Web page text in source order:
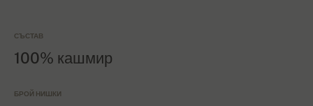
СЪСТАВ
100% кашмир
БРОЙ НИШКИ